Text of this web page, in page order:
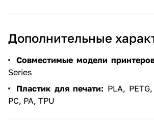
Дополнительные
Совместимые модели
Series
Пластик для печати: PLA,
PC, PA, TPU